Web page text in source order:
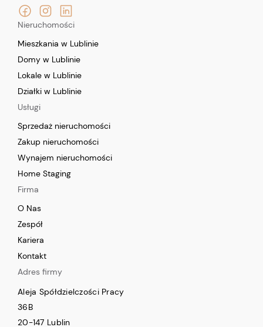
Adres firmy
Aleja Spółdzielczości Pracy
36B
20-147 Lublin
Nieruchomości
Mieszkania w Lublinie
Domy w Lublinie
Lokale w Lublinie
Działki w Lublinie
Usługi
Sprzedaż nieruchomości
Zakup nieruchomości
Wynajem nieruchomości
Home Staging
Firma
O Nas
Zespół
Kariera
Kontakt